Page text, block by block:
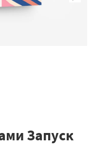
Запуск